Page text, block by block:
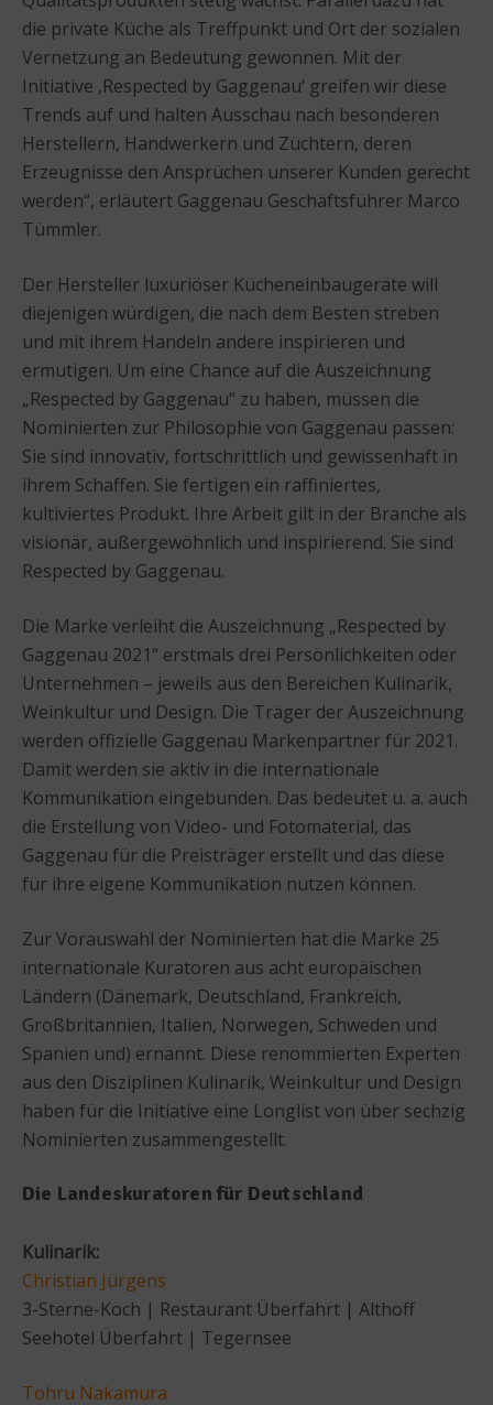
die private Küche als Treffpunkt und Ort der sozialen
Vernetzung an Bedeutung gewonnen. Mit der
Initiative ‚Respected by Gaggenau‘ greifen wir diese
Trends auf und halten Ausschau nach besonderen
Herstellern, Handwerkern und Züchtern, deren
Erzeugnisse den Ansprüchen unserer Kunden gerecht
werden“, erläutert Gaggenau Geschäftsführer Marco
Tümmler.
Der Hersteller luxuriöser Kücheneinbaugeräte will
diejenigen würdigen, die nach dem Besten streben
und mit ihrem Handeln andere inspirieren und
ermutigen. Um eine Chance auf die Auszeichnung
„Respected by Gaggenau“ zu haben, müssen die
Nominierten zur Philosophie von Gaggenau passen:
Sie sind innovativ, fortschrittlich und gewissenhaft in
ihrem Schaffen. Sie fertigen ein raffiniertes,
kultiviertes Produkt. Ihre Arbeit gilt in der Branche als
visionär, außergewöhnlich und inspirierend. Sie sind
Respected by Gaggenau.
Die Marke verleiht die Auszeichnung „Respected by
Gaggenau 2021“ erstmals drei Persönlichkeiten oder
Unternehmen – jeweils aus den Bereichen Kulinarik,
Weinkultur und Design. Die Träger der Auszeichnung
werden offizielle Gaggenau Markenpartner für 2021.
Damit werden sie aktiv in die internationale
Kommunikation eingebunden. Das bedeutet u. a. auch
die Erstellung von Video- und Fotomaterial, das
Gaggenau für die Preisträger erstellt und das diese
für ihre eigene Kommunikation nutzen können.
Zur Vorauswahl der Nominierten hat die Marke 25
internationale Kuratoren aus acht europäischen
Ländern (Dänemark, Deutschland, Frankreich,
Großbritannien, Italien, Norwegen, Schweden und
Spanien und) ernannt. Diese renommierten Experten
aus den Disziplinen Kulinarik, Weinkultur und Design
haben für die Initiative eine Longlist von über sechzig
Nominierten zusammengestellt.
Die Landeskuratoren für Deutschland
Kulinarik:
Christian Jürgens
3-Sterne-Koch | Restaurant Überfahrt | Althoff
Seehotel Überfahrt | Tegernsee
Tohru Nakamura